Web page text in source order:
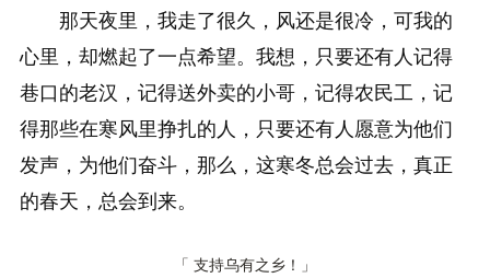
那天夜里，我走了很久，风还是很冷，可我的
心里，却燃起了一点希望。我想，只要还有人记得
巷口的老汉，记得送外卖的小哥，记得农民工，记
得那些在寒风里挣扎的人，只要还有人愿意为他们
发声，为他们奋斗，那么，这寒冬总会过去，真正
的春天，总会到来。
「 支持乌有之乡！」